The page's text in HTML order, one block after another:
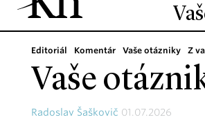
Editoriál Komentár Vaše otázniky Z
Vaše
Radoslav Šaškovič 01.07.2026